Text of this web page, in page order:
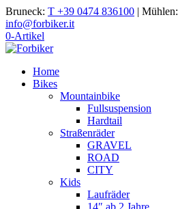
Bruneck: T +39 0474 836100 | Mühlen:
info@forbiker.it
0-Artikel
Home
Bikes
Mountainbike
Fullsuspension
Hardtail
Straßenräder
GRAVEL
ROAD
CITY
Kids
Laufräder
14″ ab 2 Jahre